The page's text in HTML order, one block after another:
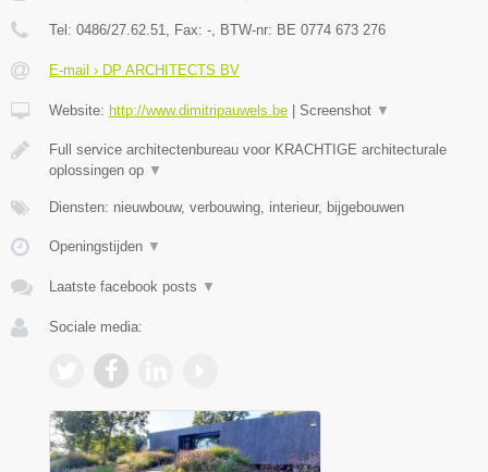
Tel: 0486/27.62.51, Fax: -, BTW-nr: BE 0774 673 276
E-mail › DP ARCHITECTS BV
Website: http://www.dimitripauwels.be Screenshot ▼
Full service architectenbureau voor KRACHTIGE architecturale
oplossingen op ▼
Diensten: nieuwbouw, verbouwing, interieur, bijgebouwen
Openingstijden ▼
Laatste facebook posts ▼
Sociale media: